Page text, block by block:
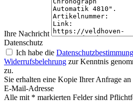
Ihre Nachricht
Datenschutz
Ich habe die
Widerrufsbelehrung zur Kenntnis
zu.
Sie erhalten eine Kopie Ihrer Anfrage
E-Mail-Adresse
Alle mit * markierten Felder sind